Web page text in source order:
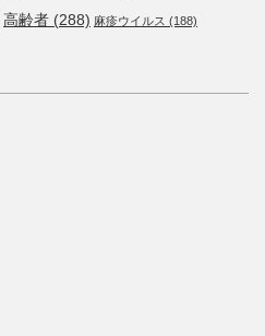
高齢者 (288) 麻疹ウイルス (188)